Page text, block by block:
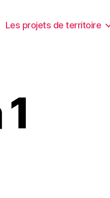
Les projets de territoire